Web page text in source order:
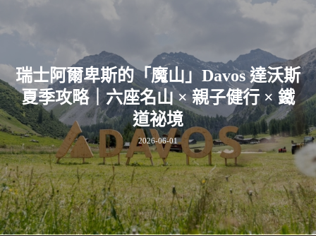
瑞士阿爾卑斯的「魔山」Davos 達沃斯
夏季攻略｜六座名山 × 親子健行 × 鐵
道祕境
2026-06-01